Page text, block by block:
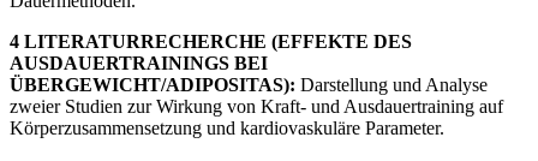
4 LITERATURRECHERCHE (EFFEKTE DES
AUSDAUERTRAININGS BEI
ÜBERGEWICHT/ADIPOSITAS): Darstellung und Analyse
zweier Studien zur Wirkung von Kraft- und Ausdauertraining auf
Körperzusammensetzung und kardiovaskuläre Parameter.